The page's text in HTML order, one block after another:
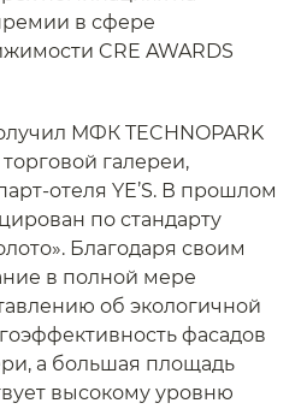
в сфере
CRE AWARDS
МФК TECHNOPARK
галереи,
отеля YE’S. В прошлом
по стандарту
Благодаря своим
в полной мере
об экологичной
фасадов
а большая площадь
высокому уровню